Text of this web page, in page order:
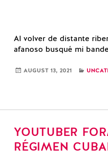
Al volver de distante
afanoso busqué mi
AUGUST 13, 2021
YOUTUBER
RÉGIMEN